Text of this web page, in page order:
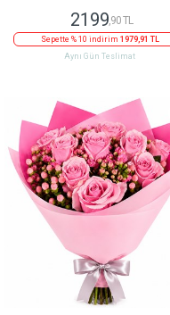
2199,90 TL
Sepette % 10 indirim 1979,91 TL
Aynı Gün Teslimat